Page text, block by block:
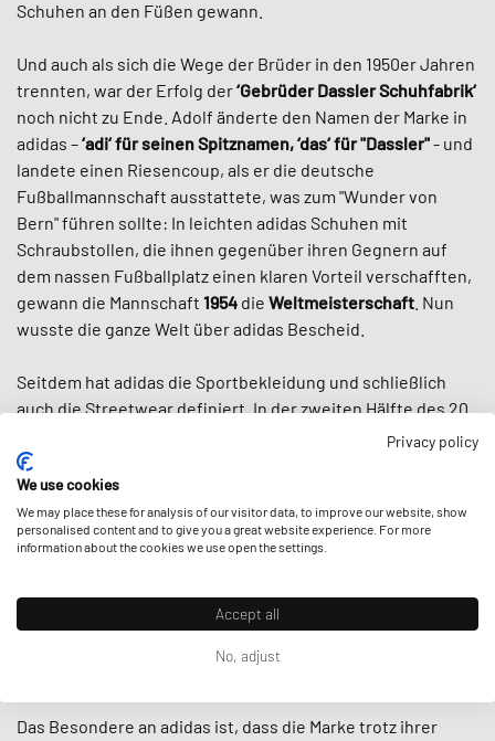
Schuhen an den Füßen gewann.
Und auch als sich die Wege der Brüder in den 1950er Jahren
trennten, war der Erfolg der‘Gebrüder Dassler Schuhfabrik‘
noch nicht zu Ende. Adolf änderte den Namen der Marke in
adidas –‘adi‘ für seinen Spitznamen, ‘das‘ für "Dassler"- und
landete einen Riesencoup, als er die deutsche
Fußballmannschaft ausstattete, was zum "Wunder von
Bern" führen sollte: In leichten adidas Schuhen mit
Schraubstollen, die ihnen gegenüber ihren Gegnern auf
dem nassen Fußballplatz einen klaren Vorteil verschafften,
gewann die Mannschaft 1954 die Weltmeisterschaft . Nun
wusste die ganze Welt über adidas Bescheid.
Seitdem hat adidas die Sportbekleidung und schließlich
auch die Streetwear definiert. In der zweiten Hälfte des 20.
Jahrhunderts hat adidas uns die berühmten drei Streifen,
den
wie denSuperstar
beschert und dazu beigetragen, dassSportbekleidungin
den 80er Jahren zum Modeartikel wurde. Und alsRun DMC
anpries,begründete adidas im Grunde die heutige Mode-
, indem die Hip-Hop-Gruppe den ersten
Werbevertrag mit einer Sportmarke bekam und selbst kein
Das Besondere an adidas ist, dass die Marke trotz ihrer
Privacy policy
We use cookies
We may place these for analysis of our visitor data, to improve our website, show
personalised content and to give you a great website experience. For more
information about the cookies we use open the settings.
Accept all
No, adjust